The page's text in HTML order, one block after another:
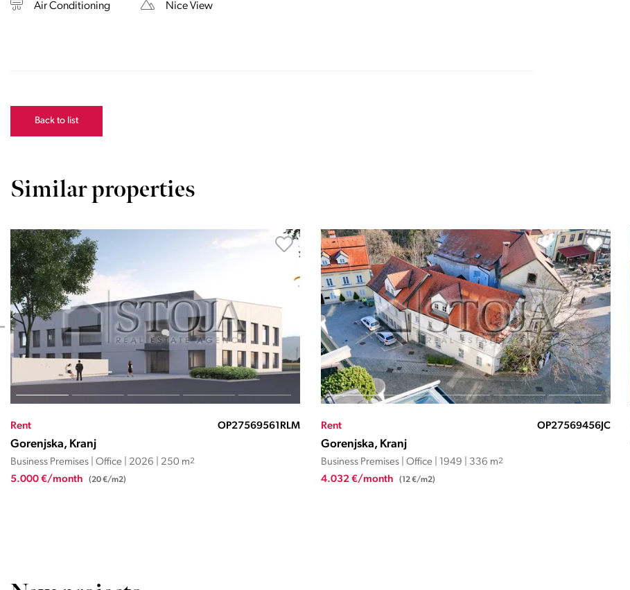
Air Conditioning Nice View
Back to list
Similar properties
Rent OP27569456JC
Gorenjska, Kranj
Business Premises | Office | 1949 | 336 m2
4.032 €/month (12 €/m2)
Rent OP27567326NMR
Gorenjska, Kranj
Business Premises | Office | 2001 | 225 m2
2.251 €/month (10,0 €/m2)